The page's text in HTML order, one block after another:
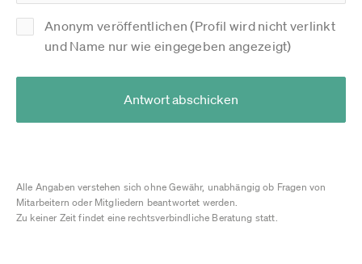
Anonym veröffentlichen (Profil wird nicht verlinkt
und Name nur wie eingegeben angezeigt)
Antwort abschicken
Alle Angaben verstehen sich ohne Gewähr, unabhängig ob Fragen von
Mitarbeitern oder Mitgliedern beantwortet werden.
Zu keiner Zeit findet eine rechtsverbindliche Beratung statt.